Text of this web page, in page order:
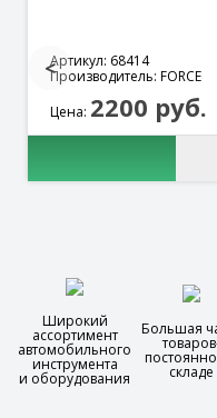
Артикул: 68414
Производитель: FORCE
Цена: 2200 руб.
Широкий
ассортимент
автомобильного
инструмента
и оборудования
Большая
складе